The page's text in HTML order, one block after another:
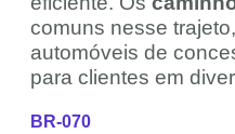
comuns nesse
automóveis de
para clientes em
BR-070